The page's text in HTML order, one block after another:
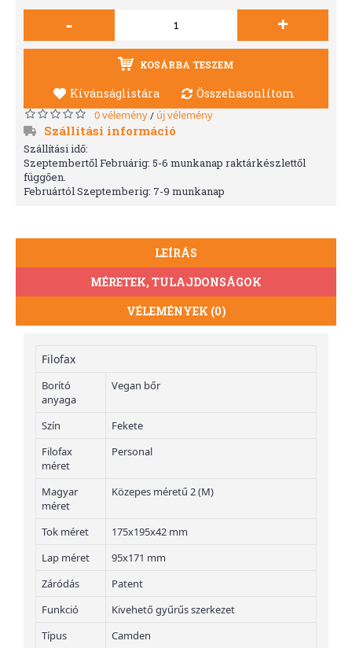
- +
KOSÁRBA TESZEM
Kívánságlistára Összehasonlítom
0 vélemény/ új vélemény
Szállítási információ
Szállítási idő:
Szeptembertől Februárig: 5-6 munkanap raktárkészlettől
függően.
Februártól Szeptemberig: 7-9 munkanap
LEÍRÁS
MÉRETEK, TULAJDONSÁGOK
VÉLEMÉNYEK (0)
Filofax
Borító
anyaga
Vegan bőr
Szín
Fekete
Filofax
méret
Personal
Magyar
méret
Közepes méretű 2 (M)
Tok méret
175x195x42 mm
Lap méret
95x171 mm
Záródás
Patent
Funkció
Kivehető gyűrűs szerkezet
Típus
Camden